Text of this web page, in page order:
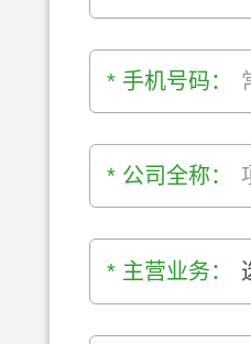
* 手机号码：
* 公司全称：
* 主营业务：